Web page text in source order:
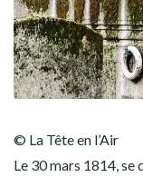
© La Tête en l’Air
Le 30 mars 1814,